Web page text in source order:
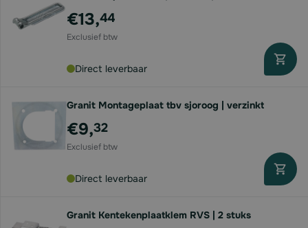
€13,44
Direct leverbaar
Granit Montageplaat tbv sjoroog | verzinkt
€9,32
Direct leverbaar
Granit Kentekenplaatklem RVS | 2 stuks